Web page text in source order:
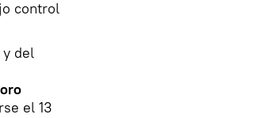
control
del
el 13